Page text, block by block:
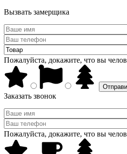
Вызвать замерщика
Пожалуйста, докажите, что вы
Заказать звонок
Пожалуйста, докажите, что вы